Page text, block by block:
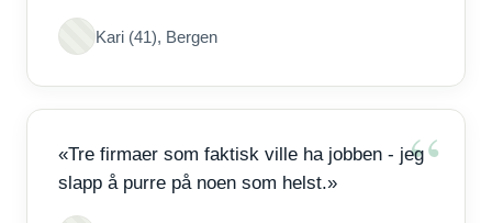
Kari (41), Bergen
«Tre firmaer som faktisk ville ha jobben - jeg
slapp å purre på noen som helst.»